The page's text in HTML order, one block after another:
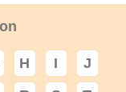
H I
J